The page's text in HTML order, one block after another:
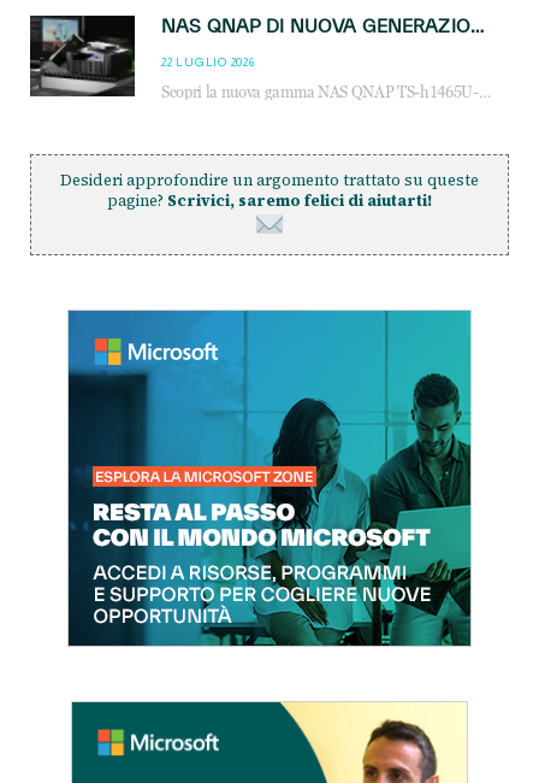
NAS QNAP DI NUOVA GENERAZIONE: PIÙ PRESTAZIONI, SCALABILITÀ E PROTEZIONE DEI DATI PER LE INFRASTRUTTURE IT MODERNE
22 LUGLIO 2026
Scopri la nuova gamma NAS QNAP TS-h1465U-RP, TS-h1065eU e TS-h665U: storage aziendale con ZFS, DDR5, E1.S NVMe e connettività 2.5GbE per backup, virtualizzazione e cybersecurity.
Desideri approfondire un argomento trattato su queste
pagine? Scrivici, saremo felici di aiutarti!